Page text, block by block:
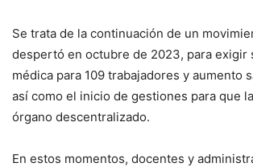
Se trata de la continuación de un
despertó en octubre de 2023, para exigir
médica para 109 trabajadores y aumento
así como el inicio de gestiones para que
órgano descentralizado.
En estos momentos, docentes y